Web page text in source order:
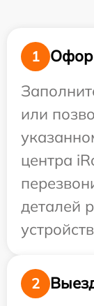
1
или
центра
деталей
2